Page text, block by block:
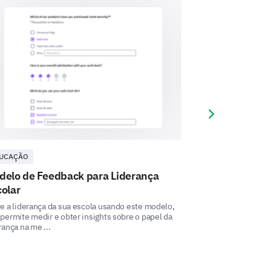
statements about the
- Neutral - Somewhat
1
de Feedback para Liderança
a liderança da sua escola usando este modelo,
medir e obter insights sobre o papel da
na me ...
Next slide